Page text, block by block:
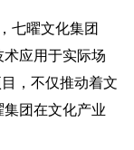
七曜文化集团
术应用于实际场
，不仅推动着文
团在文化产业